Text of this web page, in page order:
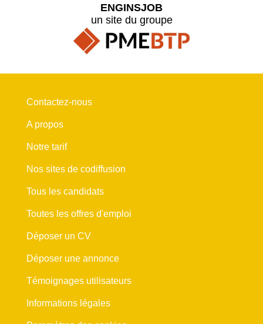
ENGINSJOB
un site du groupe
Contactez-nous
A propos
Notre tarif
Nos sites de codiffusion
Tous les candidats
Toutes les offres d'emploi
Déposer un CV
Déposer une annonce
Témoignages utilisateurs
Informations légales